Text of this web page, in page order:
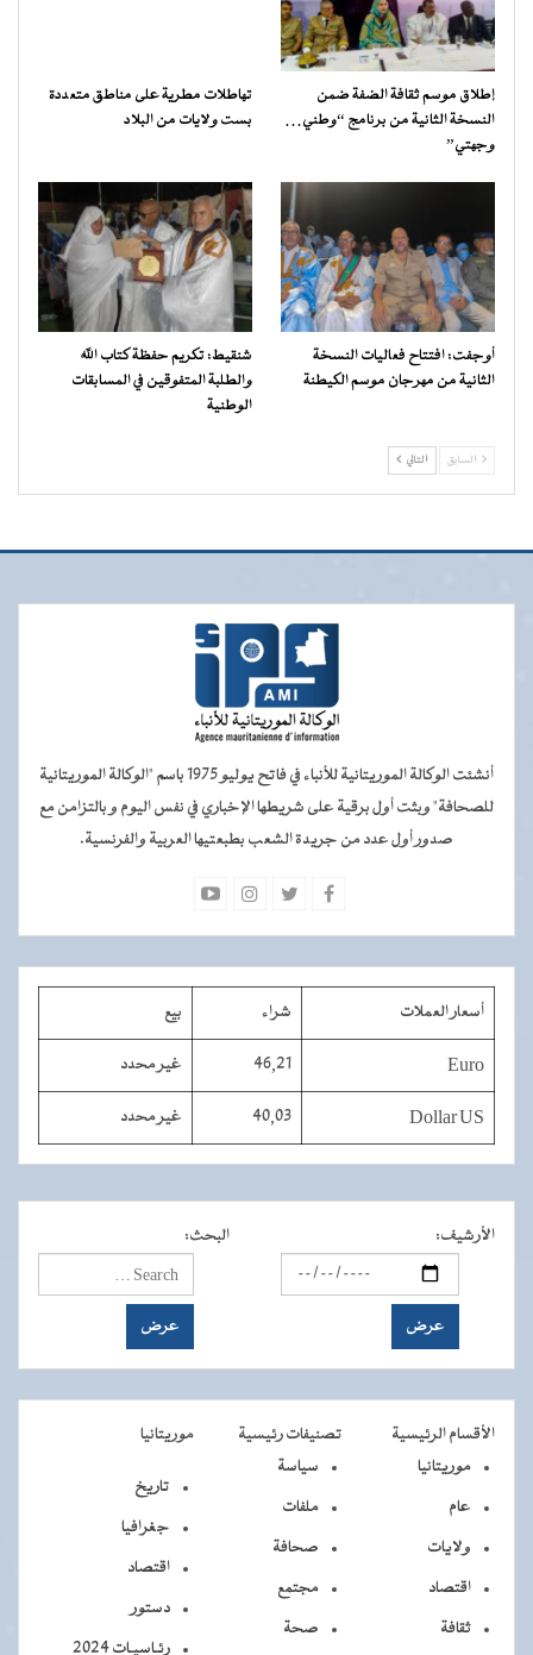
إطلاق موسم ثقافة الضفة ضمن
النسخة الثانية من برنامج “وطني…
وجهتي”
تهاطلات مطرية على مناطق متعددة
بست ولايات من البلاد
أوجفت: افتتاح فعاليات النسخة
الثانية من مهرجان موسم الكيطنة
شنقيط: تكريم حفظة كتاب الله
والطلبة المتفوقين في المسابقات
الوطنية
السابق التالي
أنشئت الوكالة الموريتانية للأنباء في فاتح يوليو 1975 باسم "الوكالة الموريتانية
للصحافة" وبثت أول برقية على شريطها الإخباري في نفس اليوم و بالتزامن مع
صدور أول عدد من جريدة الشعب بطبعتيها العربية والفرنسية.
أسعار العملات شراء بيع
Euro
46,21 غير محدد
Dollar US
40,03 غير محدد
الأرشيف: البحث:
الأقسام الرئيسية تصنيفات رئيسية
موريتانيا
موريتانيا
عام
ولايات
اقتصاد
ثقافة
سياسة
ملفات
صحافة
مجتمع
صحة
تاريخ
جغرافيا
اقتصاد
دستور
رئـاسيـات 2024